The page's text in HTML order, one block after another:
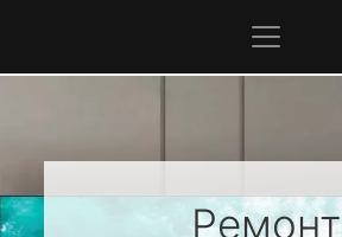
Ремонт